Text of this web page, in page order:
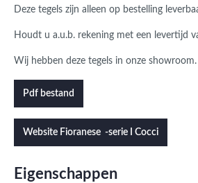
Deze tegels zijn alleen op bestelling
Houdt u a.u.b. rekening met een levertijd
Wij hebben deze tegels in onze showroom.
Pdf bestand
Website Fioranese -serie I Cocci
Eigenschappen